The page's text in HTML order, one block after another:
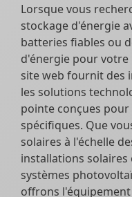
Lorsque vous
stockage d'énergie
batteries fiables ou
d'énergie pour
site web fournit des
les solutions
pointe conçues
spécifiques. Que
solaires à l'échelle
installations solaires
systèmes
offrons